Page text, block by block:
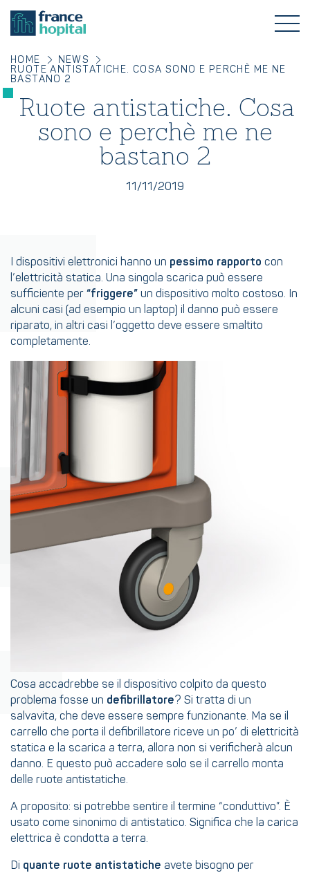
HOME
NEWS
RUOTE ANTISTATICHE. COSA SONO E PERCHÈ ME NE
BASTANO 2
Ruote antistatiche. Cosa
sono e perchè me ne
bastano 2
11/11/2019
I dispositivi elettronici hanno un pessimo rapporto con
l’elettricità statica. Una singola scarica può essere
sufficiente per “friggere” un dispositivo molto costoso. In
alcuni casi (ad esempio un laptop) il danno può essere
riparato, in altri casi l’oggetto deve essere smaltito
completamente.
Cosa accadrebbe se il dispositivo colpito da questo
problema fosse un defibrillatore? Si tratta di un
salvavita, che deve essere sempre funzionante. Ma se il
carrello che porta il defibrillatore riceve un po’ di elettricità
statica e la scarica a terra, allora non si verificherà alcun
danno. E questo può accadere solo se il carrello monta
delle ruote antistatiche.
A proposito: si potrebbe sentire il termine “conduttivo”. È
usato come sinonimo di antistatico. Significa che la carica
elettrica è condotta a terra.
Di quante ruote antistatiche avete bisogno per